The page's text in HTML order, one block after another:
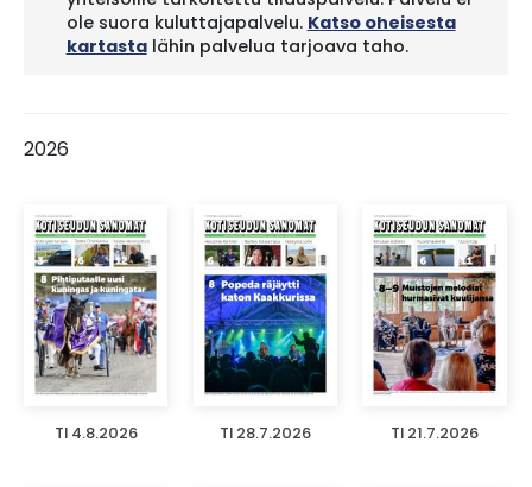
ole suora kuluttajapalvelu. Katso oheisesta
kartastalähin palvelua tarjoava taho.
2026
TI 4.8.2026 TI 28.7.2026 TI 21.7.2026